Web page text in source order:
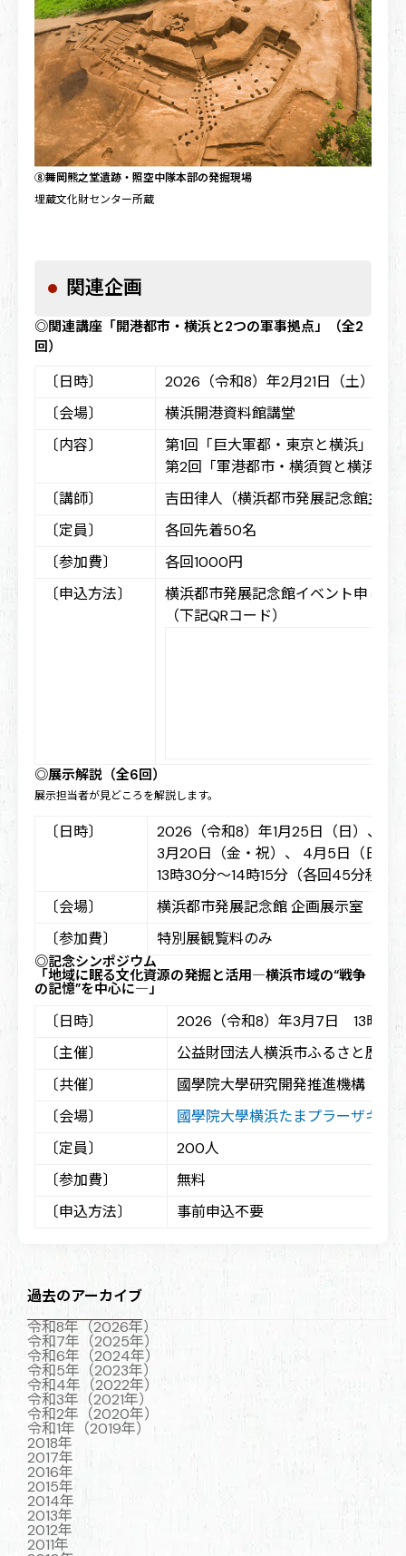
⑧舞岡熊之堂遺跡・照空中隊本部の発掘現場
埋蔵文化財センター所蔵
関連企画
◎関連講座「開港都市・横浜と2つの軍事拠点」（全2
回）
〔日時〕
2026（令和8）年2月21日（土）、3
〔会場〕
横浜開港資料館講堂
〔内容〕
第1回「巨大軍都・東京と横浜」
第2回「軍港都市・横須賀と横浜」
〔講師〕
吉田律人（横浜都市発展記念館主任
〔定員〕
各回先着50名
〔参加費〕
各回1000円
〔申込方法〕
横浜都市発展記念館イベント申し込
（下記QRコード）
◎展示解説（全6回）
展示担当者が見どころを解説します。
〔日時〕
2026（令和8）年1月25日（日）、2
3月20日（金・祝）、 4月5日（日）
13時30分～14時15分（各回45分程度
〔会場〕
横浜都市発展記念館 企画展示室
〔参加費〕
特別展観覧料のみ
◎記念シンポジウム
「地域に眠る文化資源の発掘と活用―横浜市域の“戦争
の記憶”を中心に―」
〔日時〕
2026（令和8）年3月7日 13時30
〔主催〕
公益財団法人横浜市ふるさと歴史
〔共催〕
國學院大學研究開発推進機構
〔会場〕
國學院大學横浜たまプラーザキャ
〔定員〕
200人
〔参加費〕
無料
〔申込方法〕
事前申込不要
過去のアーカイブ
令和8年（2026年）
令和7年（2025年）
令和6年（2024年）
令和5年（2023年）
令和4年（2022年）
令和3年（2021年）
令和2年（2020年）
令和1年（2019年）
2018年
2017年
2016年
2015年
2014年
2013年
2012年
2011年